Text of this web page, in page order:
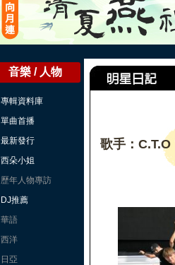
音樂 / 人物
專輯資料庫
單曲首播
最新發行
西朵小姐
歷年人物專訪
DJ推薦
華語
西洋
日亞
歌手：C.T.O